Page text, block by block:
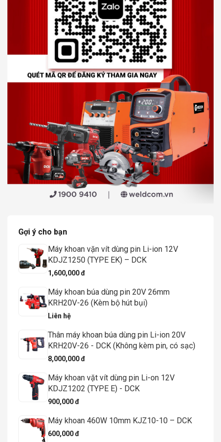
Gợi ý cho bạn
Máy khoan vặn vít dùng pin Li-ion 12V
KDJZ1250 (TYPE EK) – DCK
1,600,000 đ
Máy khoan búa dùng pin 20V 26mm
KRH20V-26 (Kèm bộ hút bụi)
Liên hệ
Thân máy khoan búa dùng pin Li-ion 20V
KRH20V-26 - DCK (Không kèm pin, có sạc)
8,000,000 đ
Máy khoan vặt vít dùng pin Li-on 12V
KDJZ1202 (TYPE E) - DCK
900,000 đ
Máy khoan 460W 10mm KJZ10-10 – DCK
600,000 đ